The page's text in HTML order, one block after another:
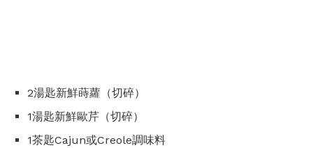
2湯匙新鮮蒔蘿（切碎）
1湯匙新鮮歐芹（切碎）
1茶匙Cajun或Creole調味料